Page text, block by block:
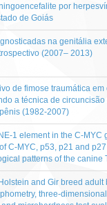
por
de Goiás
na genitália
(2007– 2013)
de fimose traumática em
a técnica de circuncisão
(1982-2007)
1 element in the C-MYC
C-MYC, p53, p21 and
patterns of the canine
and Gir breed adult
three-dimensional